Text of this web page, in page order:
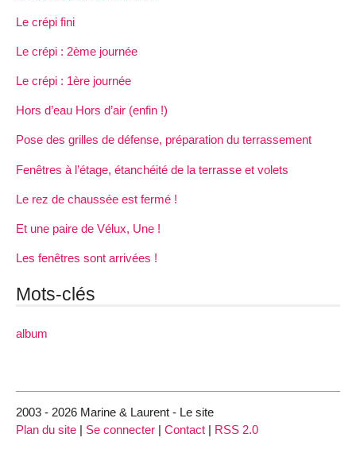
Le crépi fini
Le crépi : 2ème journée
Le crépi : 1ère journée
Hors d’eau Hors d’air (enfin !)
Pose des grilles de défense, préparation du terrassement
Fenêtres à l’étage, étanchéité de la terrasse et volets
Le rez de chaussée est fermé !
Et une paire de Vélux, Une !
Les fenêtres sont arrivées !
Mots-clés
album
2003 - 2026 Marine & Laurent - Le site
Plan du site | Se connecter | Contact | RSS 2.0